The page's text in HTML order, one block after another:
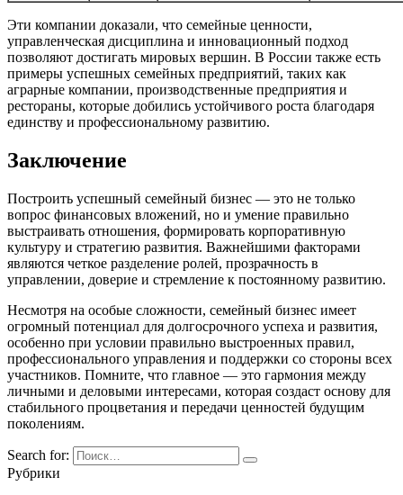
Эти компании доказали, что семейные ценности,
управленческая дисциплина и инновационный подход
позволяют достигать мировых вершин. В России также есть
примеры успешных семейных предприятий, таких как
аграрные компании, производственные предприятия и
рестораны, которые добились устойчивого роста благодаря
единству и профессиональному развитию.
Заключение
Построить успешный семейный бизнес — это не только
вопрос финансовых вложений, но и умение правильно
выстраивать отношения, формировать корпоративную
культуру и стратегию развития. Важнейшими факторами
являются четкое разделение ролей, прозрачность в
управлении, доверие и стремление к постоянному развитию.
Несмотря на особые сложности, семейный бизнес имеет
огромный потенциал для долгосрочного успеха и развития,
особенно при условии правильно выстроенных правил,
профессионального управления и поддержки со стороны всех
участников. Помните, что главное — это гармония между
личными и деловыми интересами, которая создаст основу для
стабильного процветания и передачи ценностей будущим
поколениям.
Search for:
Рубрики